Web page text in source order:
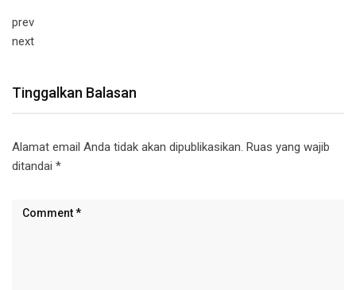
prev
next
Tinggalkan Balasan
Alamat email Anda tidak akan dipublikasikan. Ruas yang wajib
ditandai *